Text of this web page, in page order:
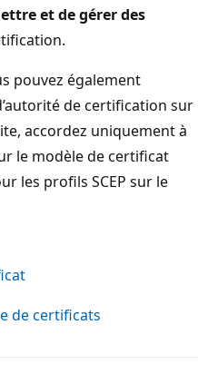
et de gérer des
pouvez également
de certification sur
accordez uniquement à
le modèle de certificat
les profils SCEP sur le
de certificats